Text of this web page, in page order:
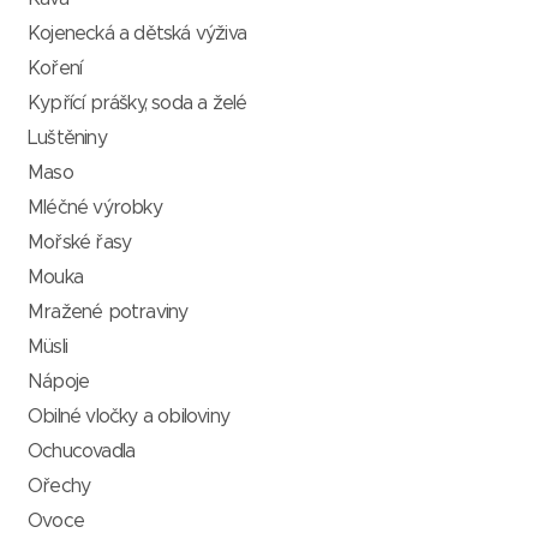
Kojenecká a dětská výživa
Koření
Kypřící prášky, soda a želé
Luštěniny
Maso
Mléčné výrobky
Mořské řasy
Mouka
Mražené potraviny
Müsli
Nápoje
Obilné vločky a obiloviny
Ochucovadla
Ořechy
Ovoce